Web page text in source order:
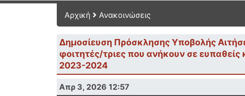
Αρχική Ανακοινώσεις
Δημοσίευση Πρόσκλησης Υποβολής
φοιτητές/τριες που ανήκουν σε
2023-2024
Απρ 3, 2026 12:57